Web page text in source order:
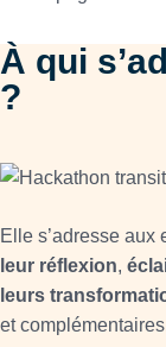
À qui
?
Elle s’adresse
leur réflexion,
leurs
et